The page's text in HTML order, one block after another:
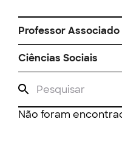
Professor
Ciências Sociais
Não foram